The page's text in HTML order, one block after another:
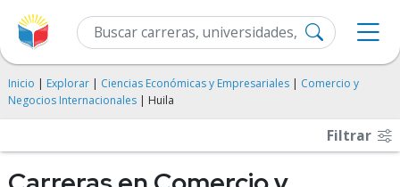
Inicio | Explorar | Ciencias Económicas y Empresariales | Comercio y
Negocios Internacionales | Huila
Filtrar